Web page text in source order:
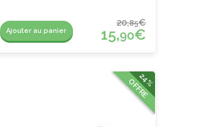
Ajouter au panier
20,85€
15,90€
24%
OFFRE